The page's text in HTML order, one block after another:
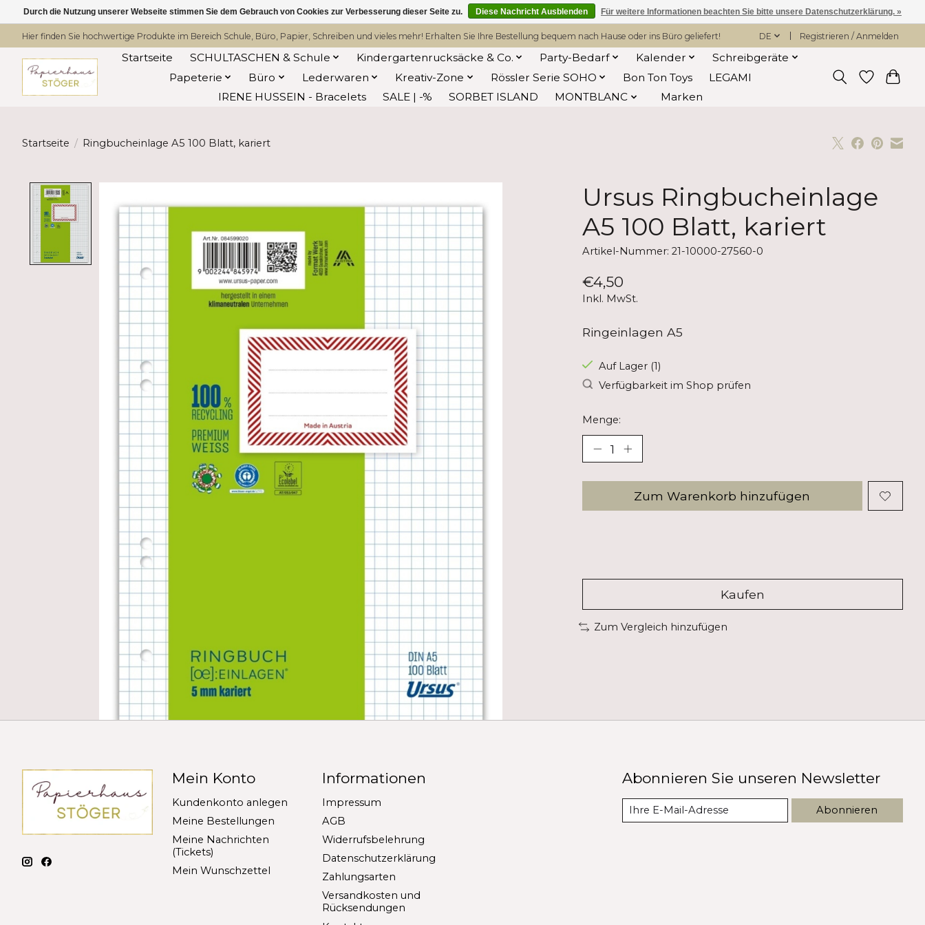
Hier finden Sie hochwertige Produkte im Bereich Schule, Büro, Papier, Schreiben und vieles mehr! Erhalten Sie Ihre Bestellung bequem nach Hause oder ins Büro geliefert! DE Registrieren / Anmelden
Startseite SCHULTASCHEN & Schule Kindergartenrucksäcke & Co. Party-Bedarf Kalender
Schreibgeräte
Papeterie
Büro Lederwaren Kreativ-Zone Rössler Serie SOHO Bon Ton Toys
LEGAMI
IRENE HUSSEIN - Bracelets
SALE | -% SORBET ISLAND MONTBLANC Marken
Startseite / Ringbucheinlage A5 100 Blatt, kariert
Ursus Ringbucheinlage
A5 100 Blatt, kariert
Artikel-Nummer: 21-10000-27560-0
€4,50
Inkl. MwSt.
Ringeinlagen A5
Auf Lager (1)
Verfügbarkeit im Shop prüfen
Menge:
Zum Warenkorb hinzufügen
Kaufen
Zum Vergleich hinzufügen
Mein Konto
Kundenkonto anlegen
Meine Bestellungen
Meine Nachrichten
(Tickets)
Mein Wunschzettel
Informationen
Impressum
AGB
Widerrufsbelehrung
Datenschutzerklärung
Zahlungsarten
Versandkosten und
Rücksendungen
Abonnieren Sie unseren Newsletter
Abonnieren
Durch die Nutzung unserer Webseite stimmen Sie dem Gebrauch von Cookies zur Verbesserung dieser Seite zu. Diese Nachricht Ausblenden Für weitere Informationen beachten Sie bitte unsere Datenschutzerklärung. »